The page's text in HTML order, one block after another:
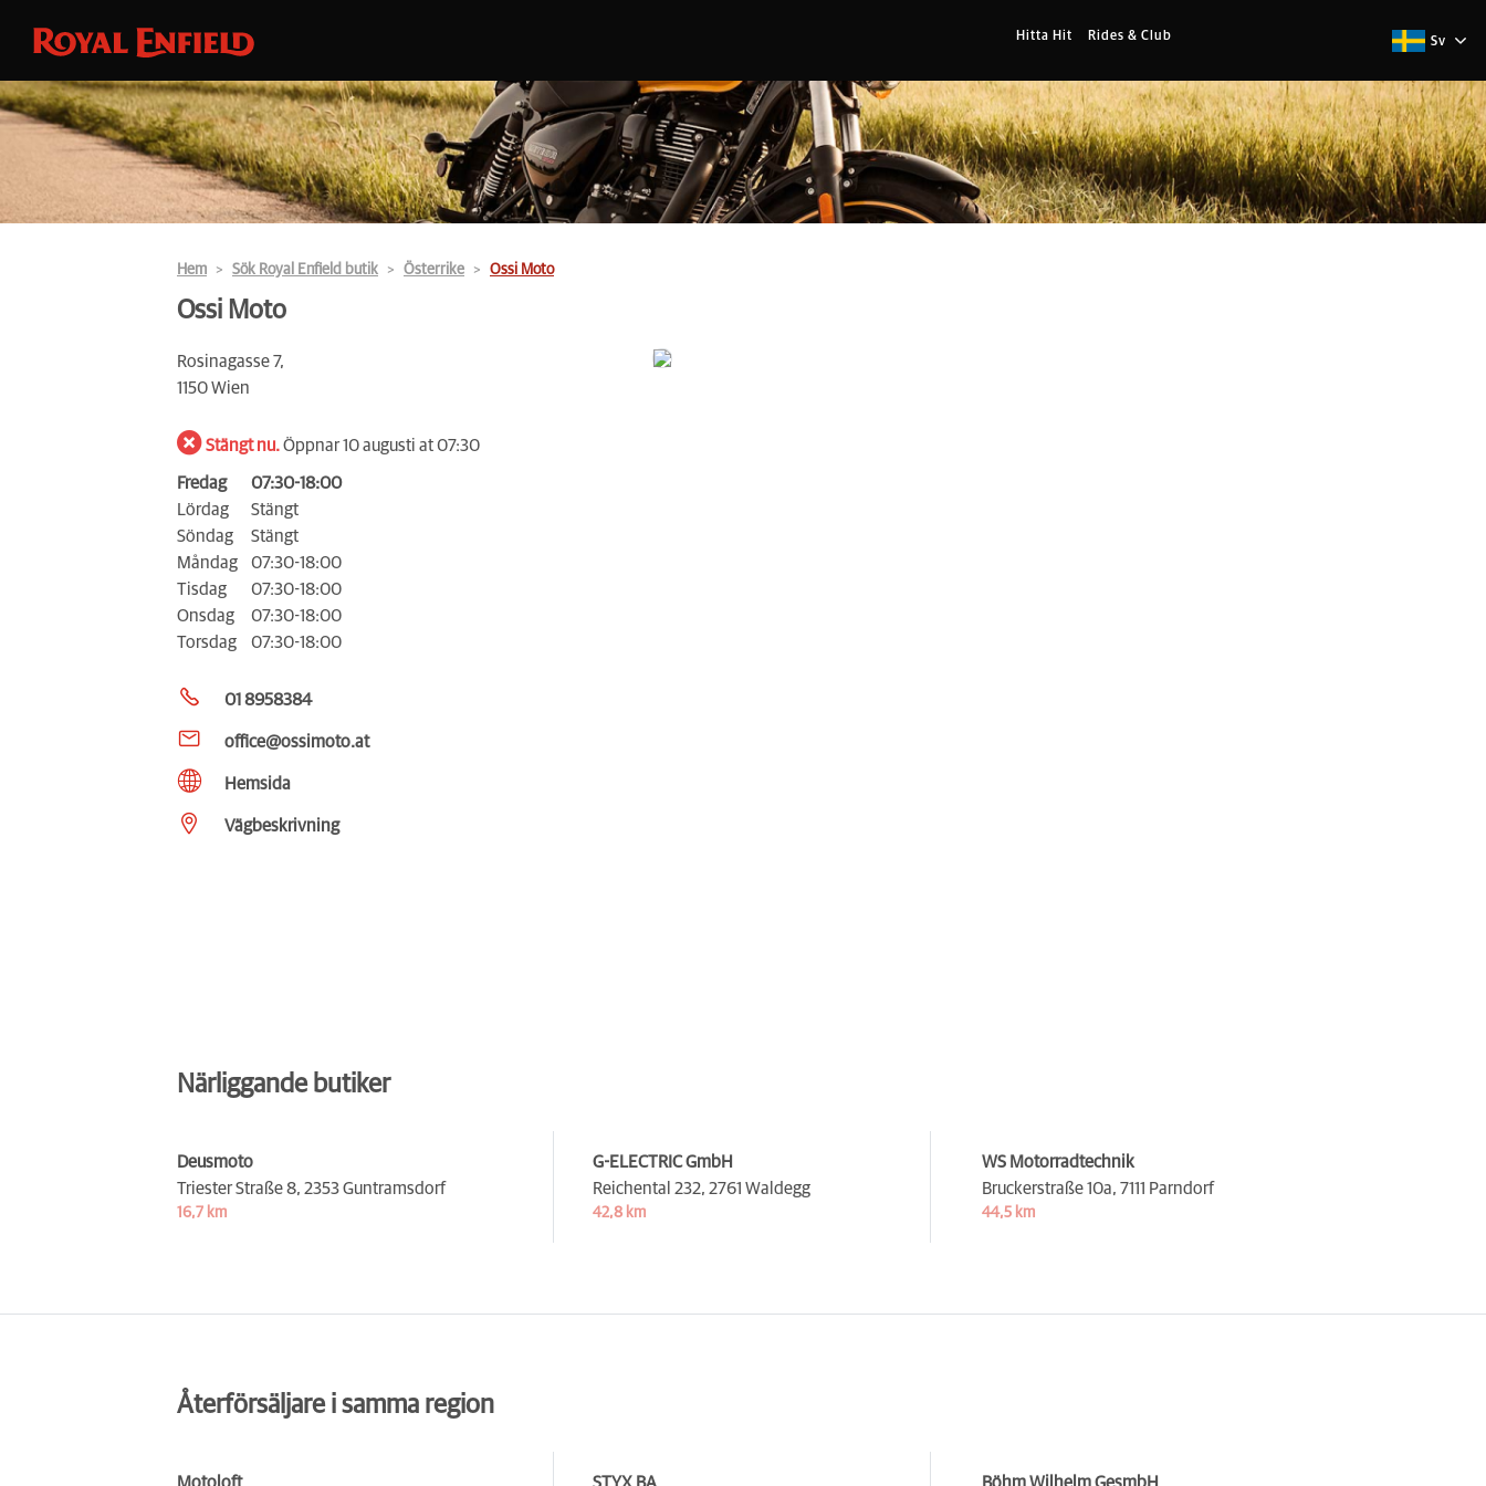
Hitta Hit Rides & Club Sv
Hem Sök Royal Enfield butik Österrike Ossi Moto
Ossi Moto
Rosinagasse 7,
1150 Wien
Stängt nu.Öppnar 10 augusti at 07:30
Fredag
07:30-18:00
Lördag
Stängt
Söndag
Stängt
Måndag
07:30-18:00
Tisdag
07:30-18:00
Onsdag
07:30-18:00
Torsdag
07:30-18:00
01 8958384
office@ossimoto.at
Hemsida
Vägbeskrivning
Närliggande butiker
Deusmoto
Triester Straße 8, 2353 Guntramsdorf
16,7 km
G-ELECTRIC GmbH
Reichental 232, 2761 Waldegg
42,8 km
WS Motorradtechnik
Bruckerstraße 10a, 7111 Parndorf
44,5 km
Återförsäljare i samma region
Motoloft STYX BA Böhm Wilhelm GesmbH